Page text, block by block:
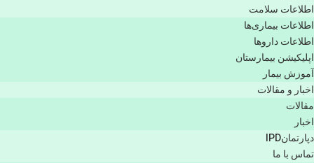
اطلاعات سلامت
اطلاعات بیماری‌ها
اطلاعات دارو‌ها
اپليكيشن بيمارستان
آموزش بیمار
اخبار و مقالات
مقالات
اخبار
دپارتمانIPD
تماس با ما